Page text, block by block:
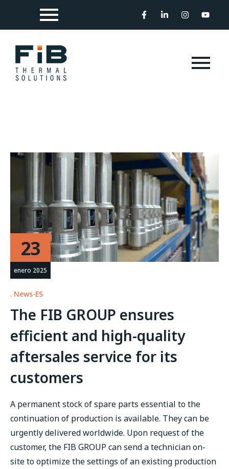
23
enero 2025
News-ES
The FIB GROUP ensures
efficient and high-quality
aftersales service for its
customers
A permanent stock of spare parts essential to the
continuation of production is available. They can be
urgently delivered worldwide. Upon request of the
customer, the FIB GROUP can send a technician on-
site to optimize the settings of an existing production